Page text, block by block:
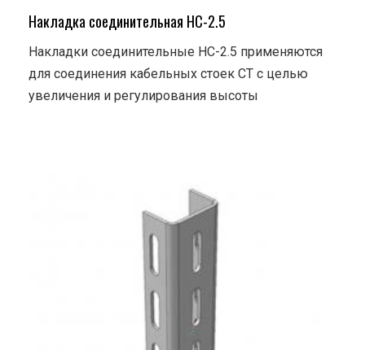
Накладка соединительная НС-2.5
Накладки соединительные НС-2.5 применяются
для соединения кабельных стоек СТ с целью
увеличения и регулирования высоты